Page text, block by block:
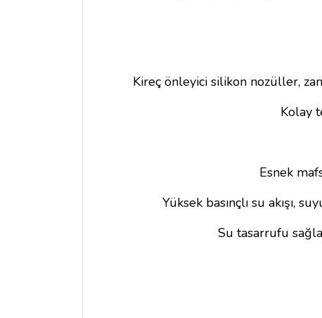
Kireç önleyici silikon nozüller,
Kolay
Esnek
Yüksek basınçlı su akışı,
Su tasarrufu